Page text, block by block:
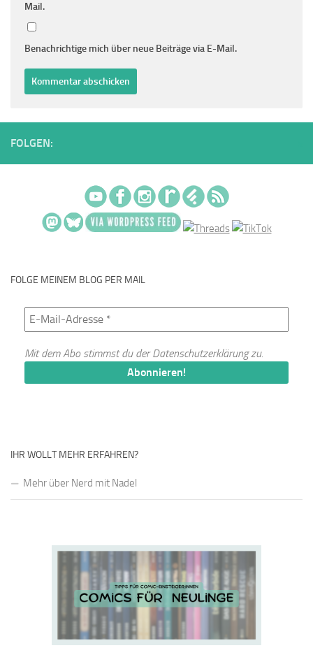
Mail.
Benachrichtige mich über neue Beiträge via E-Mail.
FOLGEN:
FOLGE MEINEM BLOG PER MAIL
Mit dem Abo stimmst du derDatenschutzerklärungzu.
IHR WOLLT MEHR ERFAHREN?
Mehr über Nerd mit Nadel